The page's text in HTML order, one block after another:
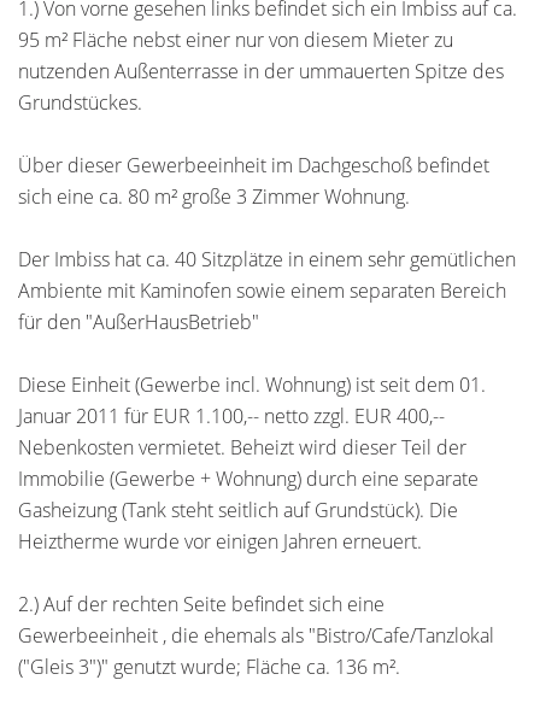
1.) Von vorne gesehen links befindet sich ein Imbiss auf ca.
95 m² Fläche nebst einer nur von diesem Mieter zu
nutzenden Außenterrasse in der ummauerten Spitze des
Grundstückes.
Über dieser Gewerbeeinheit im Dachgeschoß befindet
sich eine ca. 80 m² große 3 Zimmer Wohnung.
Der Imbiss hat ca. 40 Sitzplätze in einem sehr gemütlichen
Ambiente mit Kaminofen sowie einem separaten Bereich
für den "AußerHausBetrieb"
Diese Einheit (Gewerbe incl. Wohnung) ist seit dem 01.
Januar 2011 für EUR 1.100,-- netto zzgl. EUR 400,--
Nebenkosten vermietet. Beheizt wird dieser Teil der
Immobilie (Gewerbe + Wohnung) durch eine separate
Gasheizung (Tank steht seitlich auf Grundstück). Die
Heiztherme wurde vor einigen Jahren erneuert.
2.) Auf der rechten Seite befindet sich eine
Gewerbeeinheit , die ehemals als "Bistro/Cafe/Tanzlokal
("Gleis 3")" genutzt wurde; Fläche ca. 136 m².